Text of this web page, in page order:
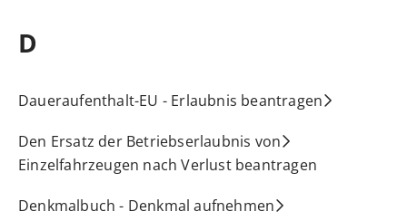
D
Daueraufenthalt-EU - Erlaubnis beantragen
Den Ersatz der Betriebserlaubnis von
Einzelfahrzeugen nach Verlust beantragen
Denkmalbuch - Denkmal aufnehmen